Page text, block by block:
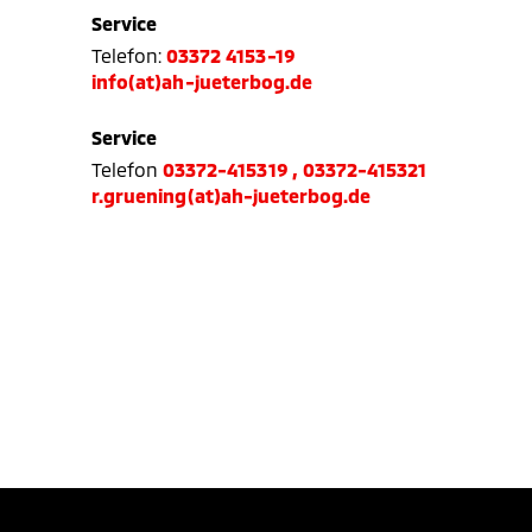
Service
Telefon: 03372 4153-19
info(at)ah-jueterbog.de
Service
Telefon 03372-415319 , 03372-415321
r.gruening(at)ah-jueterbog.de